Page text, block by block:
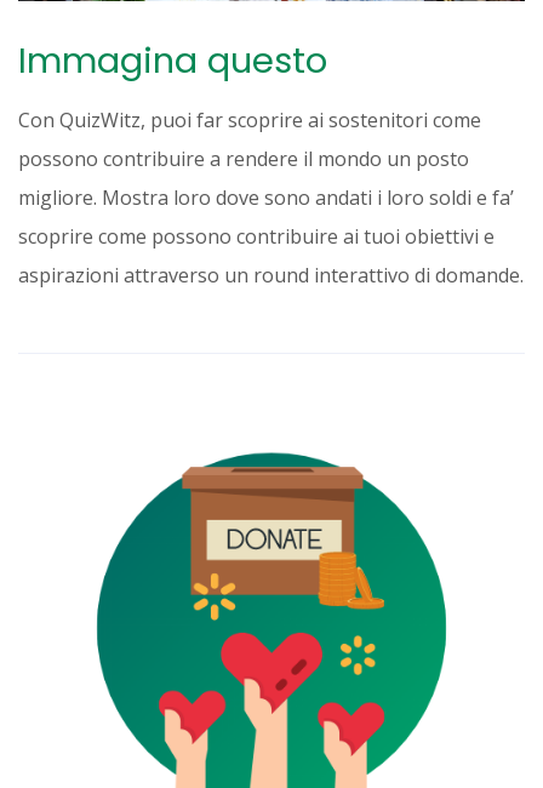
Immagina questo
Con QuizWitz, puoi far scoprire ai sostenitori come
possono contribuire a rendere il mondo un posto
migliore. Mostra loro dove sono andati i loro soldi e fa’
scoprire come possono contribuire ai tuoi obiettivi e
aspirazioni attraverso un round interattivo di domande.